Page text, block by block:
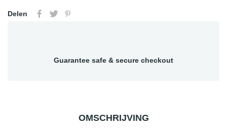
Delen
Guarantee safe & secure checkout
OMSCHRIJVING